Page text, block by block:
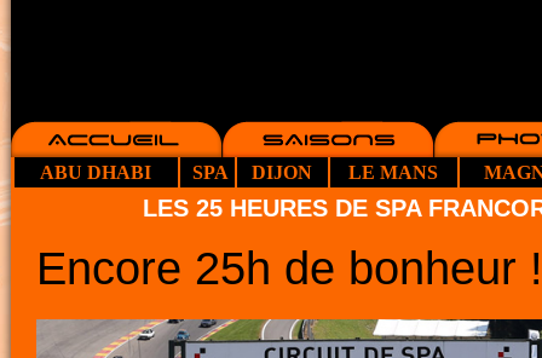
ABU DHABI SPA DIJON LE MANS
LES 25 HEURES DE SPA
Encore 25h de bonheur !